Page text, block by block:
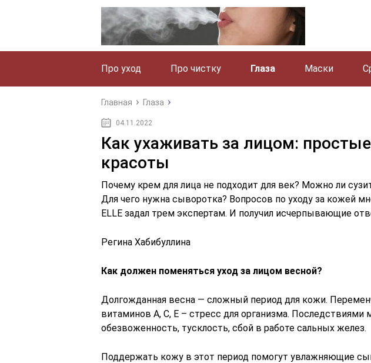
Про уход Про чистку Глаза Маски
Главная Глаза
04.11.2022
Как ухаживать за лицом:
красоты
Почему крем для лица не подходит для век? Можно ли
Для чего нужна сыворотка? Вопросов по уходу за кожей
ELLE задал трем экспертам. И получил исчерпывающие
Регина Хабибуллина
Как должен поменяться уход за лицом весной?
Долгожданная весна — сложный период для кожи.
витаминов А, С, Е – стресс для организма. Последствиями
обезвоженность, тусклость, сбой в работе сальных желез.
Поддержать кожу в этот период помогут увлажняющие